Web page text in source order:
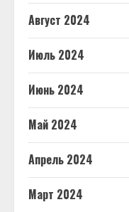
Август 2024
Июль 2024
Июнь 2024
Май 2024
Апрель 2024
Март 2024